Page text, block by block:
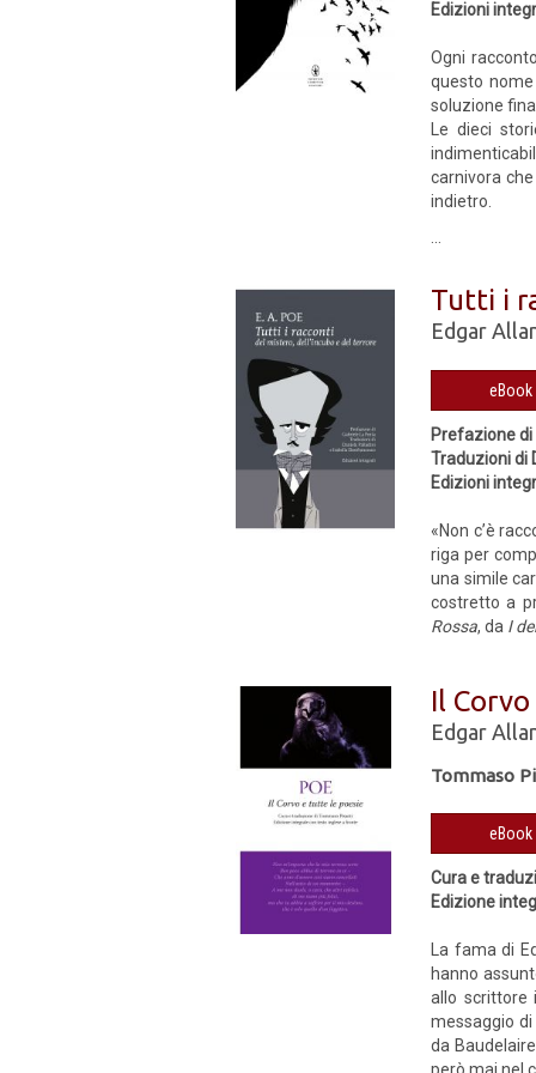
Edizioni
Ogni
questo
soluzione
Le dieci
carnivora
indietro.
Tutti i
Edgar
Prefazione di
Traduzioni di
Edizioni
«Non c’è
riga per
una simile
costretto a
Rossa, da I
Il
Edgar
Tommaso
Cura e
Edizione
La fama di
hanno
allo scrittore
messaggio
da